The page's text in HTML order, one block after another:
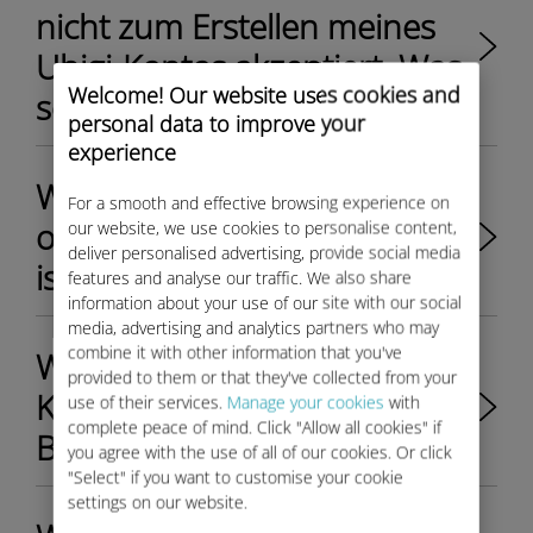
Welcome! Our website uses cookies and
personal data to improve your
experience
For a smooth and effective browsing experience on
our website, we use cookies to personalise content,
deliver personalised advertising, provide social media
features and analyse our traffic. We also share
information about your use of our site with our social
media, advertising and analytics partners who may
combine it with other information that you've
provided to them or that they've collected from your
use of their services. Manage your cookies with
complete peace of mind. Click "Allow all cookies" if
you agree with the use of all of our cookies. Or click
"Select" if you want to customise your cookie
settings on our website.
nicht zum Erstellen meines
Ubigi-Kontos akzeptiert. Was
soll ich machen?
Wie kann ich herausfinden,
ob mein Fahrzeug berechtigt
ist?
Wie aktiviere ich meine Ubigi-
Konnektivität in meinem
BMW?